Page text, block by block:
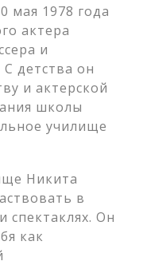
мая 1978 года
актера
и
детства он
и актерской
школы
училище
Никита
в
спектаклях. Он
как